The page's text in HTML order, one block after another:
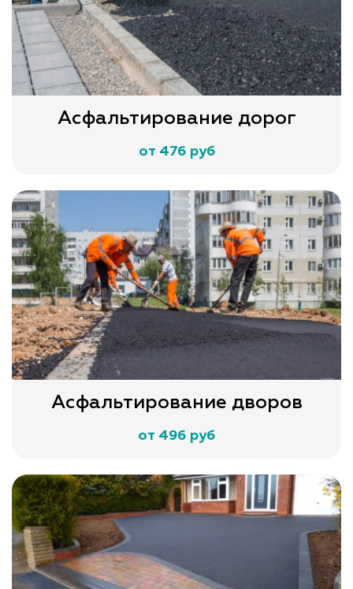
Асфальтирование дорог
от 476 руб
Асфальтирование дворов
от 496 руб